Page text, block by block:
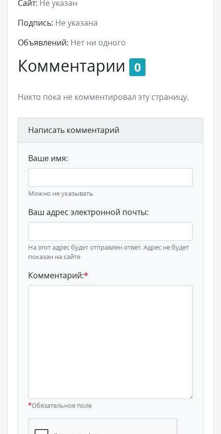
Сайт: Не указан
Подпись: Не указана
Объявлений: Нет ни одного
Комментарии 0
Никто пока не комментировал эту страницу.
Написать комментарий
Ваше имя:
Можно не указывать
Ваш адрес электронной почты:
На этот адрес будет отправлен ответ. Адрес не будет
показан на сайте
Комментарий:*
*Обязательное поле